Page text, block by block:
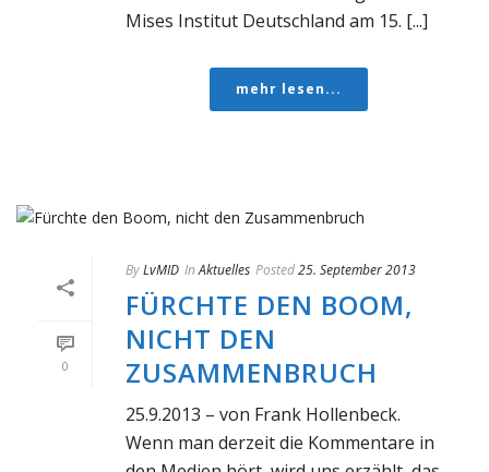
Mises Institut Deutschland am 15. [...]
mehr lesen...
0
ByLvMID In Aktuelles Posted25. September 2013
FÜRCHTE DEN BOOM,
NICHT DEN
ZUSAMMENBRUCH
25.9.2013 – von Frank Hollenbeck.
Wenn man derzeit die Kommentare in